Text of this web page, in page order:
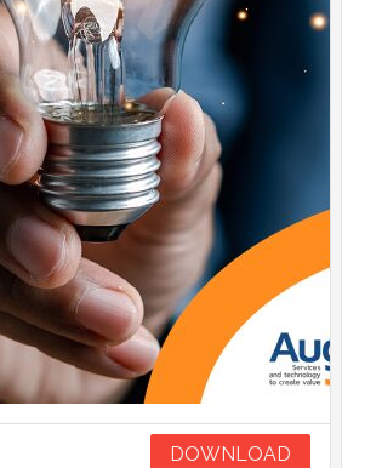
DOWNLOAD